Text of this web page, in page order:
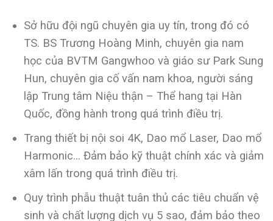
Sở hữu đội ngũ chuyên gia uy tín, trong đó có
TS. BS Trương Hoàng Minh, chuyên gia nam
học của BVTM Gangwhoo và giáo sư Park Sung
Hun, chuyên gia cố vấn nam khoa, người sáng
lập Trung tâm Niệu thận – Thể hang tại Hàn
Quốc, đồng hành trong quá trình điều trị.
Trang thiết bị nội soi 4K, Dao mổ Laser, Dao mổ
Harmonic… Đảm bảo kỹ thuật chính xác và giảm
xâm lấn trong quá trình điều trị.
Quy trình phẫu thuật tuân thủ các tiêu chuẩn vệ
sinh và chất lượng dịch vụ 5 sao, đảm bảo theo